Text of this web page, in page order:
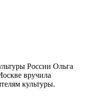
России Ольга
вручила
культуры.